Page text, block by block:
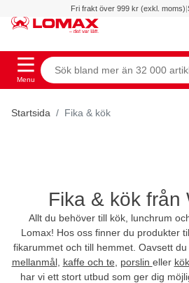
Fri frakt över 999 kr (exkl. moms)|
Menu
Startsida Fika & kök
Fika & kök från
Allt du behöver till kök, lunchrum
Lomax! Hos oss finner du produkter
fikarummet och till hemmet. Oavsett
mellanmål, kaffe och te porslin eller
har vi ett stort utbud som ger dig